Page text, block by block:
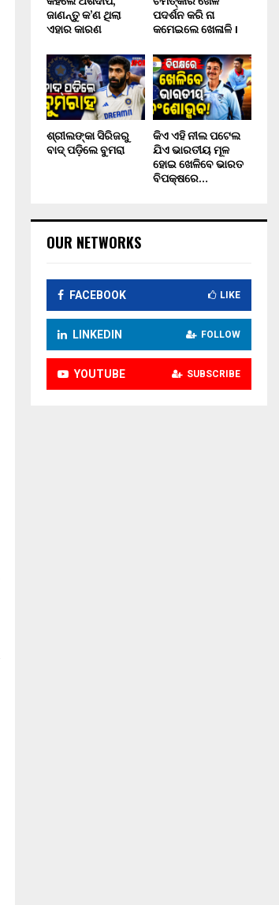
ଜାଣନ୍ତୁ କ’ଣ ଥିଲା
ଏହାର କାରଣ
ପଦର୍ଶନ କରି ନା
କମେଇଲେ ଖେଳାଳି ।
ଶ୍ରୀଲଙ୍କା ସିରିଜରୁ
ବାଦ୍ ପଡ଼ିଲେ ବୁମରା
କିଏ ଏହି ନୀଲ ପଟେଲ
ଯିଏ ଭାରତୀୟ ମୂଳ
ହୋଇ ଖେଳିବେ ଭାରତ
ବିପକ୍ଷରେ…
OUR NETWORKS
FACEBOOK LIKE
LINKEDIN FOLLOW
YOUTUBE SUBSCRIBE